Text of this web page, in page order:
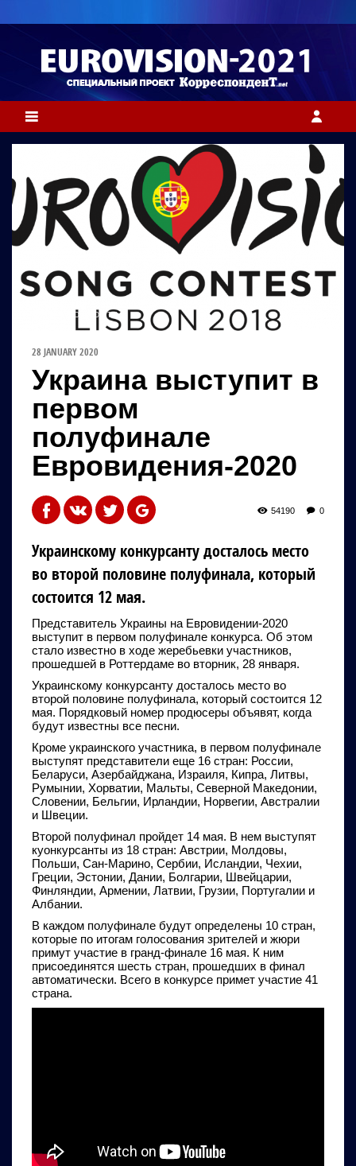
ФОТО: EUROVISION.TV
28 JANUARY 2020
Украина выступит в
первом
полуфинале
Евровидения-2020
54190 0
Украинскому конкурсанту досталось место
во второй половине полуфинала, который
состоится 12 мая.
Представитель Украины на Евровидении-2020
выступит в первом полуфинале конкурса. Об этом
стало известно в ходе жеребьевки участников,
прошедшей в Роттердаме во вторник, 28 января.
Украинскому конкурсанту досталось место во
второй половине полуфинала, который состоится 12
мая. Порядковый номер продюсеры объявят, когда
будут известны все песни.
Кроме украинского участника, в первом полуфинале
выступят представители еще 16 стран: России,
Беларуси, Азербайджана, Израиля, Кипра, Литвы,
Румынии, Хорватии, Мальты, Северной Македонии,
Словении, Бельгии, Ирландии, Норвегии, Австралии
и Швеции.
Второй полуфинал пройдет 14 мая. В нем выступят
куонкурсанты из 18 стран: Австрии, Молдовы,
Польши, Сан-Марино, Сербии, Исландии, Чехии,
Греции, Эстонии, Дании, Болгарии, Швейцарии,
Финляндии, Армении, Латвии, Грузии, Португалии и
Албании.
В каждом полуфинале будут определены 10 стран,
которые по итогам голосования зрителей и жюри
примут участие в гранд-финале 16 мая. К ним
присоединятся шесть стран, прошедших в финал
автоматически. Всего в конкурсе примет участие 41
страна.